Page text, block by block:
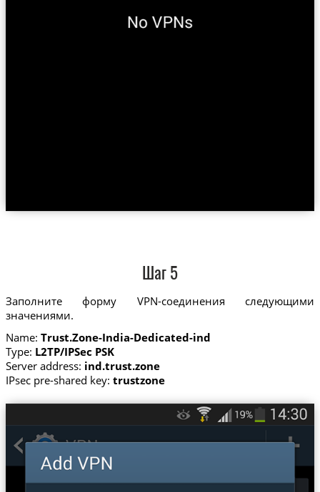
Шаг 5
Заполните форму VPN-соединения следующими
значениями.
Name: Trust.Zone-India-Dedicated-ind
Type: L2TP/IPSec PSK
Server address: ind.trust.zone
IPsec pre-shared key: trustzone